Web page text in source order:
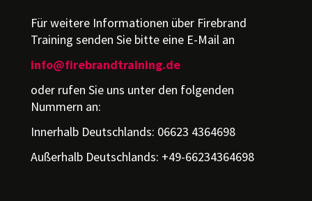
Für weitere Informationen über Firebrand
Training senden Sie bitte eine E-Mail an
info@firebrandtraining.de
oder rufen Sie uns unter den folgenden
Nummern an:
Innerhalb Deutschlands: 06623 4364698
Außerhalb Deutschlands: +49-66234364698